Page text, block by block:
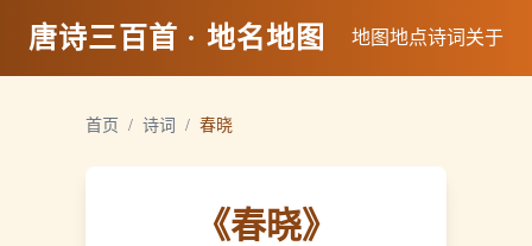
唐诗三百首 · 地名地图 地图地点诗词 关于
首页 / 诗词 / 春晓
《春晓》